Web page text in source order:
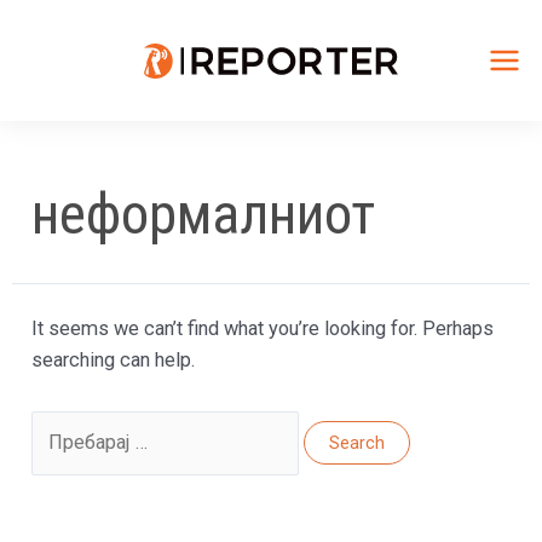
неформалниот
It seems we can’t find what you’re looking for. Perhaps
searching can help.